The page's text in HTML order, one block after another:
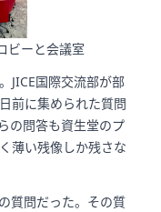
ビーと会議室
JICE国際交流部が部
前に集められた質問
の問答も資生堂のプ
薄い残像しか残さな
質問だった。その質